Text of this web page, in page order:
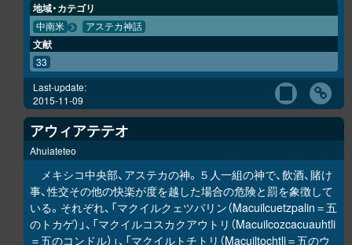
地域・カテゴリ
中南米 アステカ神話
文献
33
Last-update:
2015-11-09
アウィアテテオ
Ahuiateteo
メキシコ中央部、アステカの神。５人一組の神で、飲酒、賭け
事、性交その他の快楽が度を越した場合の危険と罰を象徴して
いる。それぞれ、「マクイルクェツパリン（Macuilcuetzpalin＝五
のトカゲ）」、「マクイルコスカクアウトリ（Macuilcozcacuauhtli
＝五のコンドル）」、「マクイルトチトリ（Macuiltochtli＝五のウ